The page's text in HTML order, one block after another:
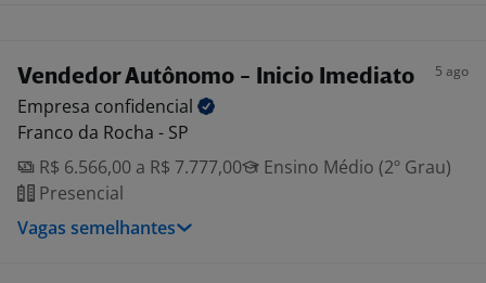
Vendedor Autônomo - Inicio Imediato 5 ago
Empresa confidencial
Franco da Rocha - SP
R$ 6.566,00 a R$ 7.777,00
Ensino Médio (2º Grau)
Presencial
Vagas semelhantes